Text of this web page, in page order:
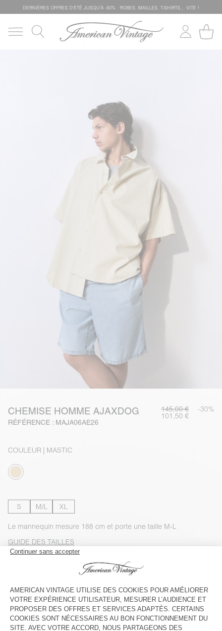
DERNIÈRES OFFRES D'ÉTÊ JUSQU'À -50% : ROBES, MAILLES, T-SHIRTS... VITE !
CHEMISE HOMME AJAXDOG
RÉFÉRENCE : MAJA06AE26
145,00 € -30%
101,50 €
COULEUR | MASTIC
S M/L XL
Le mannequin mesure 188 cm et porte une taille M-L
GUIDE DES TAILLES
Livraison estiméeentre le mercredi 12 août et le vendredi 14
août
AJOUTER AU PANIER
VOIR LA DISPONIBILITE EN MAGASIN